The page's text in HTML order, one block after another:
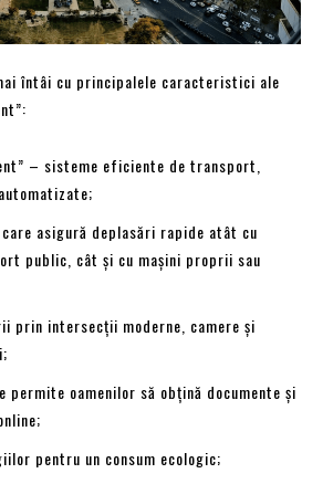
întâi cu principalele caracteristici ale
– sisteme eficiente de transport,
asigură deplasări rapide atât cu
public, cât și cu mașini proprii sau
prin intersecții moderne, camere și
permite oamenilor să obțină documente și
pentru un consum ecologic;